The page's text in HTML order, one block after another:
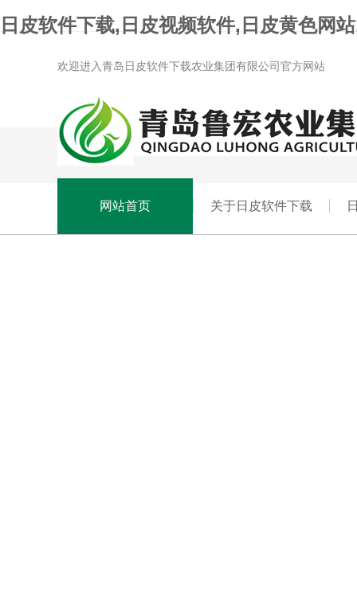
日皮软件下载,日皮视频软件,日皮黄色网
欢迎进入青岛日皮软件下载农业集团有限公司官方网站
网站首页 关于日皮软件下载